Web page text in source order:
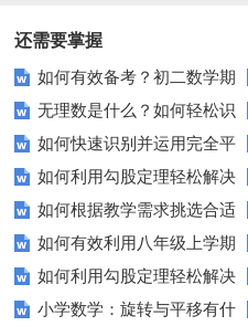
还需要掌握
如何有效备考？初二数学期
中测试复习全攻略
无理数是什么？如何轻松识
别它们？
如何快速识别并运用完全平
方式解决数学问题？
如何利用勾股定理轻松解决
直角三角形问题？
如何根据教学需求挑选合适
的电子白板尺寸？
如何有效利用八年级上学期
数学期中试卷进行复习？
如何利用勾股定理轻松解决
直角三角形问题？
小学数学：旋转与平移有什